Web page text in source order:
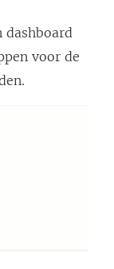
dashboard
voor de